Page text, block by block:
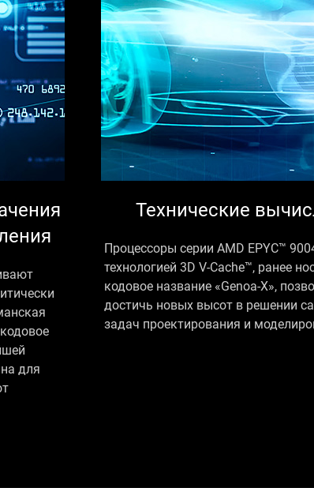
для
Технические
Процессоры серии AMD EPYC™
технологией 3D V-Cache™, ранее
кодовое название «Genoa-X»,
достичь новых высот в решении
задач проектирования и